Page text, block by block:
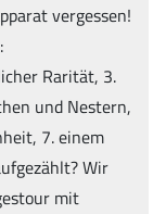
vergessen!
Rarität, 3.
und Nestern,
7. einem
Wir
mit